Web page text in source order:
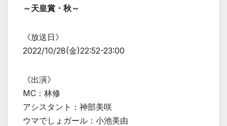
～天皇賞・秋～
《放送日》
2022/10/28(金)22:52-23:00
《出演》
MC：林修
アシスタント：神部美咲
ウマでしょガール：小池美由